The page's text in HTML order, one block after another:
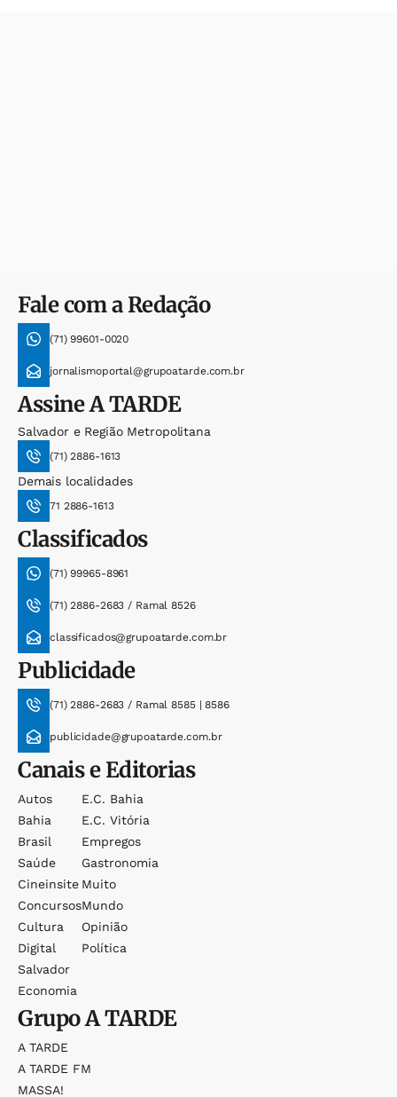
Fale com a Redação
(71) 99601-0020
jornalismoportal@grupoatarde.com.br
AssineA TARDE
Salvador e Região Metropolitana
(71) 2886-1613
Demais localidades
71 2886-1613
Classificados
(71) 99965-8961
(71) 2886-2683 / Ramal 8526
classificados@grupoatarde.com.br
Publicidade
(71) 2886-2683 / Ramal 8585 | 8586
publicidade@grupoatarde.com.br
Canais e Editorias
Autos
Bahia
Brasil
Saúde
Cineinsite
Concursos
Cultura
Digital
Salvador
Economia
E.c. Bahia
E.c. Vitória
Empregos
Gastronomia
Muito
Mundo
Opinião
Política
GrupoA TARDE
A TARDE
A TARDE FM
MASSA!